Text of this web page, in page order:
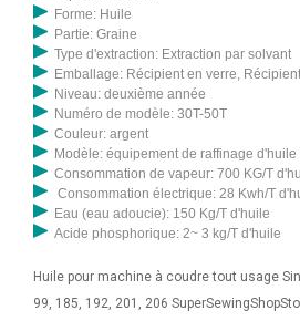
Forme: Huile
Partie: Graine
Type d'extraction: Extraction par solvant
Emballage: Récipient en verre,
Niveau: deuxième année
Numéro de modèle: 30T-50T
Couleur: argent
Modèle: équipement de raffinage
Consommation de vapeur: 700 KG/T
Consommation électrique: 28 Kwh/T
Eau (eau adoucie): 150 Kg/T d'huile
Acide phosphorique: 2~ 3 kg/T d'huile
Huile pour machine à coudre tout usage
99, 185, 192, 201, 206